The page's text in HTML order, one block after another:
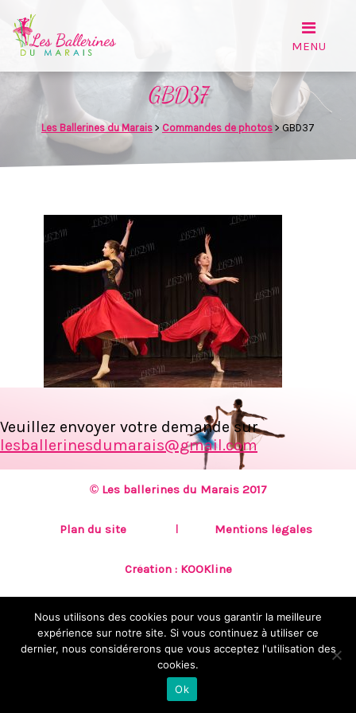
GBD37
Les Ballerines du Marais > Commandes de photos> GBD37
Veuillez envoyer votre demande sur
lesballerinesdumarais@gmail.com
© Les ballerines du Marais 2017
Plan du site Mentions légales
Création : KOOKline
Nous utilisons des cookies pour vous garantir la meilleure
expérience sur notre site. Si vous continuez à utiliser ce
dernier, nous considérerons que vous acceptez l'utilisation des
cookies.
Ok